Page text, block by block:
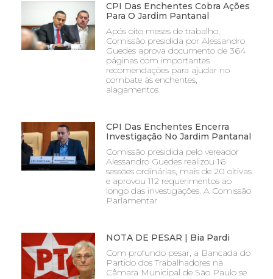
CPI Das Enchentes Cobra Ações
Para O Jardim Pantanal
Após oito meses de trabalho,
Comissão presidida por Alessandro
Guedes aprova documento de 364
páginas com importantes
recomendações para ajudar no
combate às enchentes,
alagamentos
CPI Das Enchentes Encerra
Investigação No Jardim Pantanal
Comissão presidida pelo vereador
Alessandro Guedes realizou 16
sessões ordinárias, mais de 20 oitivas
e aprovou 112 requerimentos ao
longo das investigações. A Comissão
Parlamentar
NOTA DE PESAR | Bia Pardi
Com profundo pesar, a Bancada do
Partido dos Trabalhadores na
Câmara Municipal de São Paulo se